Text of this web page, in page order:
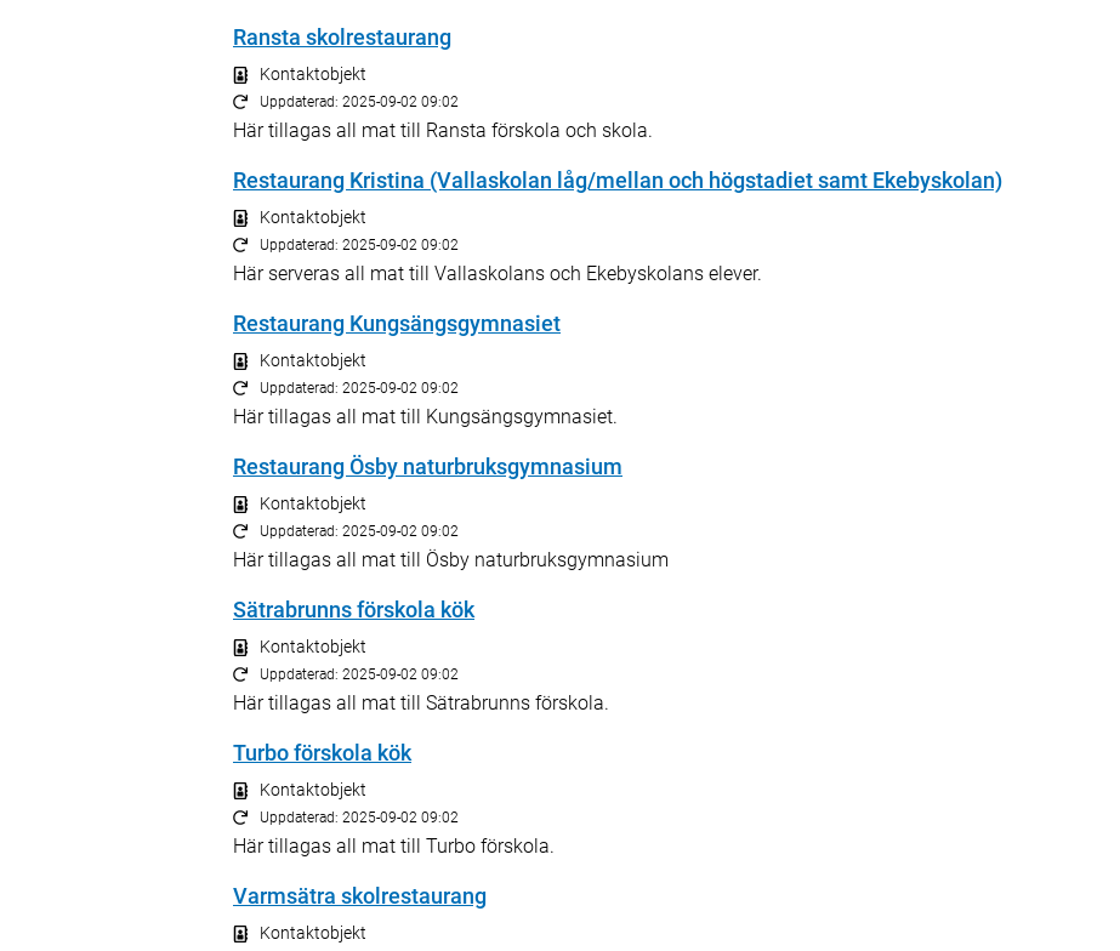
Ransta skolrestaurang
Kontaktobjekt
Uppdaterad: 2025-09-02 09:02
Här tillagas all mat till Ransta förskola och skola.
Restaurang Kristina (Vallaskolan låg/mellan och högstadiet samt Ekebyskolan)
Kontaktobjekt
Uppdaterad: 2025-09-02 09:02
Här serveras all mat till Vallaskolans och Ekebyskolans elever.
Restaurang Kungsängsgymnasiet
Kontaktobjekt
Uppdaterad: 2025-09-02 09:02
Här tillagas all mat till Kungsängsgymnasiet.
Restaurang Ösby naturbruksgymnasium
Kontaktobjekt
Uppdaterad: 2025-09-02 09:02
Här tillagas all mat till Ösby naturbruksgymnasium
Sätrabrunns förskola kök
Kontaktobjekt
Uppdaterad: 2025-09-02 09:02
Här tillagas all mat till Sätrabrunns förskola.
Turbo förskola kök
Kontaktobjekt
Uppdaterad: 2025-09-02 09:02
Här tillagas all mat till Turbo förskola.
Varmsätra skolrestaurang
Kontaktobjekt